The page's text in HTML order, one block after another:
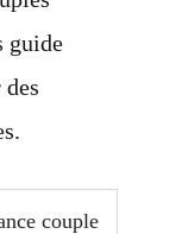
guide
couple